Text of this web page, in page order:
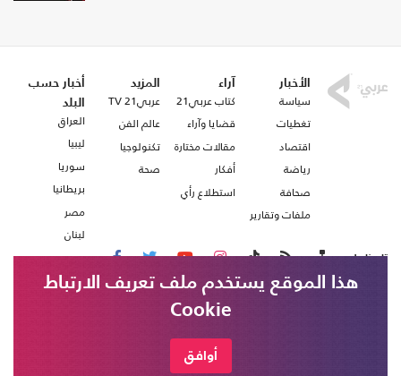
الأخبار
سياسة
تغطيات
اقتصاد
رياضة
صحافة
ملفات وتقارير
آراء
كتاب عربي21
قضايا وآراء
مقالات مختارة
أفكار
استطلاع رأي
المزيد
عربي21 TV
عالم الفن
تكنولوجيا
صحة
أخبار حسب
البلد
العراق
ليبيا
سوريا
بريطانيا
مصر
لبنان
تابعنا على
هذا الموقع يستخدم ملف تعريف الارتباط
Cookie
أوافق